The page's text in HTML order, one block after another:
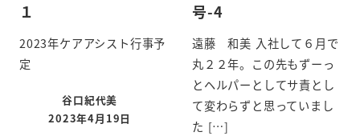
１
2023年ケアアシスト行事予
定
谷口紀代美
2023年4月19日
号-4
遠藤 和美 入社して６月で
丸２２年。この先もずーっ
とヘルパーとしてサ責とし
て変わらずと思っていまし
た […]